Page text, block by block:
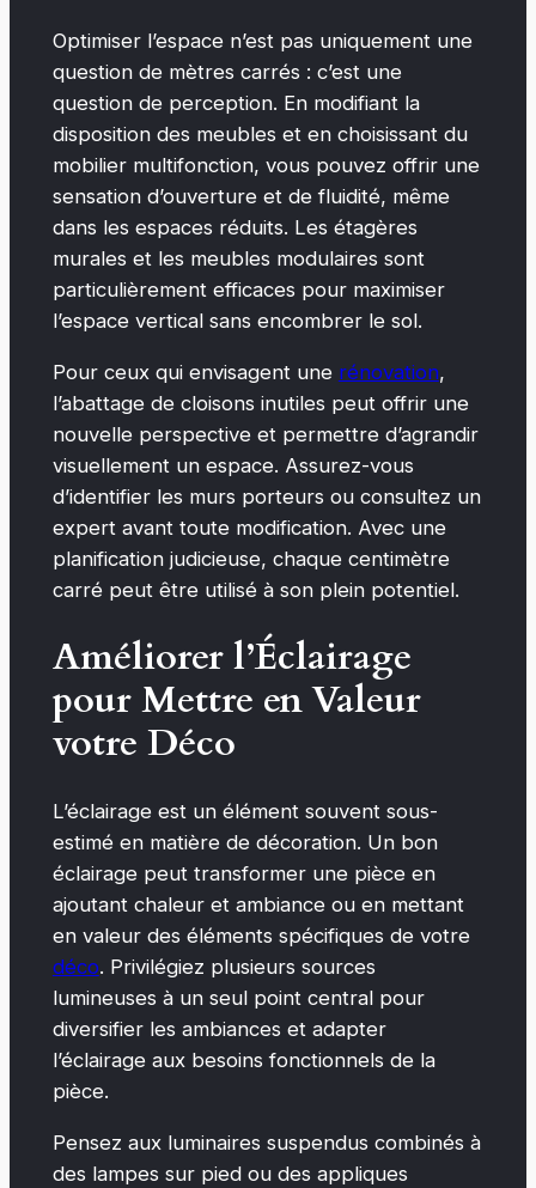
Optimiser l’espace n’est pas uniquement une
question de mètres carrés : c’est une
question de perception. En modifiant la
disposition des meubles et en choisissant du
mobilier multifonction, vous pouvez offrir une
sensation d’ouverture et de fluidité, même
dans les espaces réduits. Les étagères
murales et les meubles modulaires sont
particulièrement efficaces pour maximiser
l’espace vertical sans encombrer le sol.
Pour ceux qui envisagent une rénovation,
l’abattage de cloisons inutiles peut offrir une
nouvelle perspective et permettre d’agrandir
visuellement un espace. Assurez-vous
d’identifier les murs porteurs ou consultez un
expert avant toute modification. Avec une
planification judicieuse, chaque centimètre
carré peut être utilisé à son plein potentiel.
Améliorer l’Éclairage
pour Mettre en Valeur
votre Déco
L’éclairage est un élément souvent sous-
estimé en matière de décoration. Un bon
éclairage peut transformer une pièce en
ajoutant chaleur et ambiance ou en mettant
en valeur des éléments spécifiques de votre
déco. Privilégiez plusieurs sources
lumineuses à un seul point central pour
diversifier les ambiances et adapter
l’éclairage aux besoins fonctionnels de la
pièce.
Pensez aux luminaires suspendus combinés à
des lampes sur pied ou des appliques